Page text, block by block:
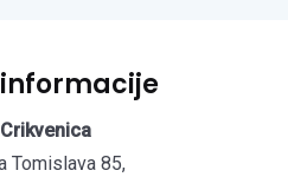
Tomislava 85,